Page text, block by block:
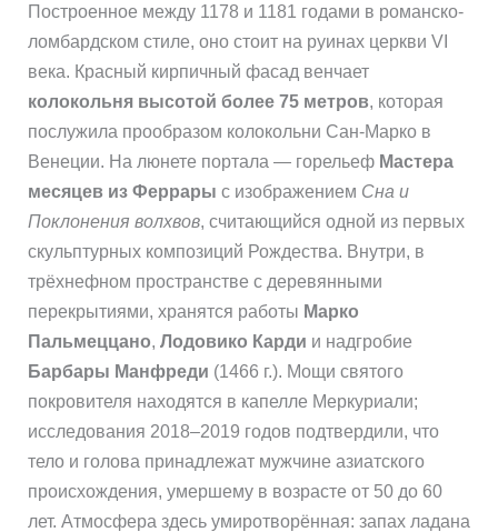
Построенное между 1178 и 1181 годами в романско-
ломбардском стиле, оно стоит на руинах церкви VI
века. Красный кирпичный фасад венчает
колокольня высотой более 75 метров, которая
послужила прообразом колокольни Сан-Марко в
Венеции. На люнете портала — горельеф Мастера
месяцев из Феррары с изображением Сна и
Поклонения волхвов, считающийся одной из первых
скульптурных композиций Рождества. Внутри, в
трёхнефном пространстве с деревянными
перекрытиями, хранятся работы Марко
Пальмеццано, Лодовико Карди и надгробие
Барбары Манфреди (1466 г.). Мощи святого
покровителя находятся в капелле Меркуриали;
исследования 2018–2019 годов подтвердили, что
тело и голова принадлежат мужчине азиатского
происхождения, умершему в возрасте от 50 до 60
лет. Атмосфера здесь умиротворённая: запах ладана